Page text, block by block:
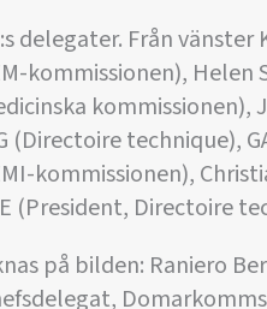
delegater. Från
kommissionen), Helen
kommissionen),
(Directoire technique),
kommissionen),
(President, Directoire
på bilden: Raniero